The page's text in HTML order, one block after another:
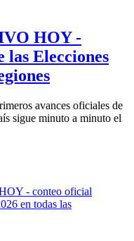
HOY -
las Elecciones
avances oficiales de
sigue minuto a minuto el